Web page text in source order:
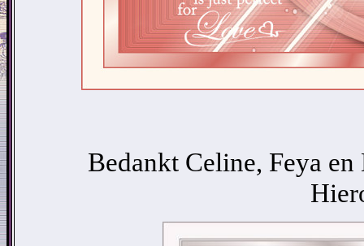
Bedankt Celine, Feya